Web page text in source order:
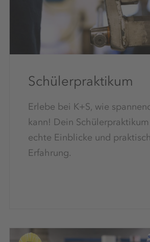
Schülerpraktikum
Erlebe bei K+S, wie
kann! Dein
echte Einblicke und
Erfahrung.